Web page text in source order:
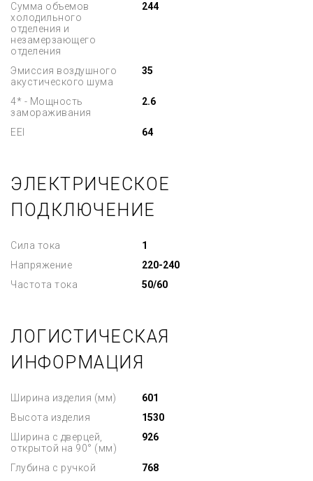
Сумма объемов
холодильного
отделения и
незамерзающего
отделения
244
Эмиссия воздушного
акустического шума
35
4* - Мощность
замораживания
2.6
EEI 64
ЭЛЕКТРИЧЕСКОЕ
ПОДКЛЮЧЕНИЕ
Сила тока
1
Напряжение
220-240
Частота тока
50/60
ЛОГИСТИЧЕСКАЯ
ИНФОРМАЦИЯ
Ширина изделия (мм)
601
Высота изделия
1530
Ширина с дверцей,
открытой на 90° (мм)
926
Глубина с ручкой
768